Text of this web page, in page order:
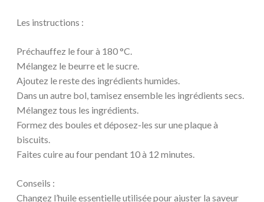
Les instructions :
Préchauffez le four à 180 °C.
Mélangez le beurre et le sucre.
Ajoutez le reste des ingrédients humides.
Dans un autre bol, tamisez ensemble les ingrédients secs.
Mélangez tous les ingrédients.
Formez des boules et déposez-les sur une plaque à
biscuits.
Faites cuire au four pendant 10 à 12 minutes.
Conseils :
Changez l’huile essentielle utilisée pour ajuster la saveur